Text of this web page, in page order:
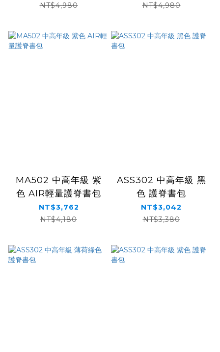
NT$4,980
NT$4,980
MA502 中高年級 紫
色 AIR輕量護脊書包
NT$3,762
NT$4,180
ASS302 中高年級 黑
色 護脊書包
NT$3,042
NT$3,380